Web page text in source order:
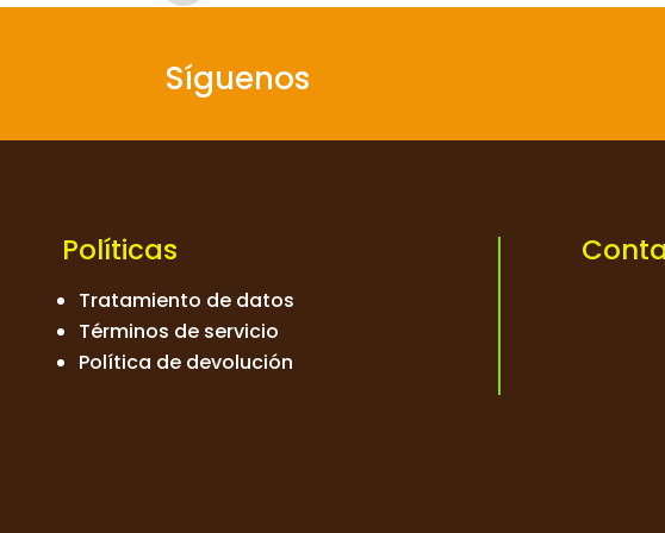
Síguenos
Políticas
Tratamiento de datos
Términos de servicio
Política de devolución